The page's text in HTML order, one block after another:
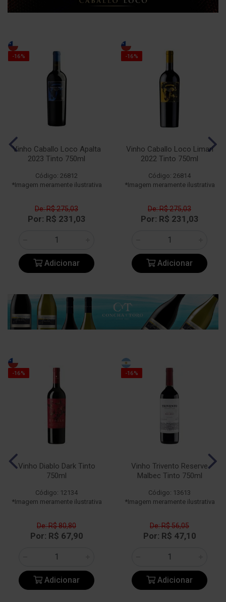
-16%
Vinho Caballo Loco Apalta
2023 Tinto 750ml
Código: 26812
*Imagem meramente ilustrativa
De: R$ 275,03
Por: R$ 231,03
Adicionar
-16%
Vinho Caballo Loco Limari
2022 Tinto 750ml
Código: 26814
*Imagem meramente ilustrativa
De: R$ 275,03
Por: R$ 231,03
Adicionar
-16%
Vinho Diablo Dark Tinto
750ml
Código: 12134
*Imagem meramente ilustrativa
De: R$ 80,80
Por: R$ 67,90
Adicionar
-16%
Vinho Trivento Reserve
Malbec Tinto 750ml
Código: 13613
*Imagem meramente ilustrativa
De: R$ 56,05
Por: R$ 47,10
Adicionar